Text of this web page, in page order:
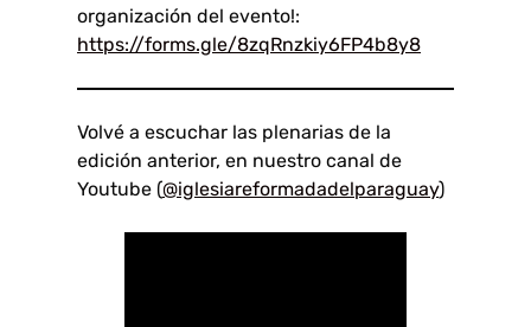
organización del evento!:
https://forms.gle/8zqRnzkiy6FP4b8y8
Volvé a escuchar las plenarias de la
edición anterior, en nuestro canal de
Youtube (@iglesiareformadadelparaguay)